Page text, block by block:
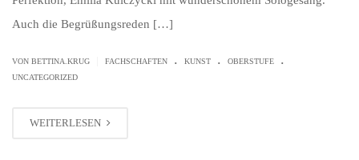
Auch die Begrüßungsreden […]
VON BETTINA.KRUG FACHSCHAFTEN . KUNST . OBERSTUFE .
UNCATEGORIZED
WEITERLESEN